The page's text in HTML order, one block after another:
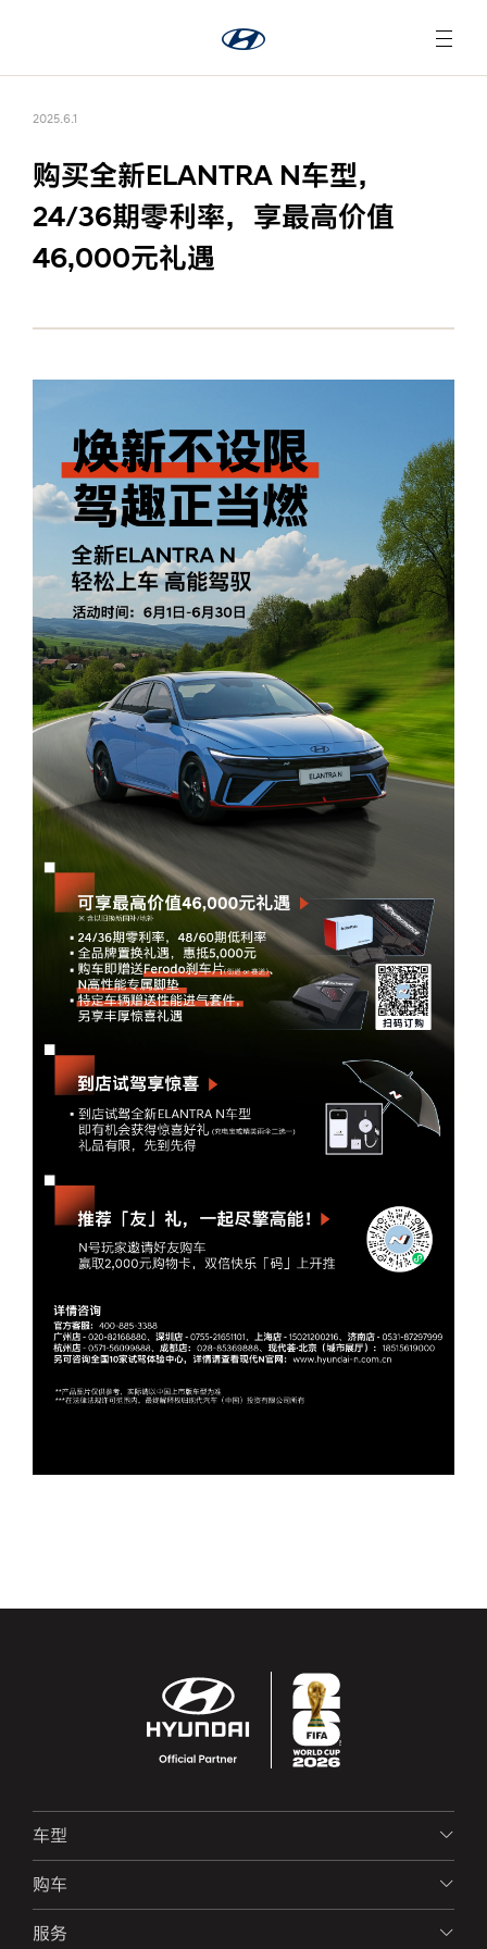
2025.6.1
购买全新ELANTRA N车型，
24/36期零利率，享最高价值
46,000元礼遇
车型
购车
服务